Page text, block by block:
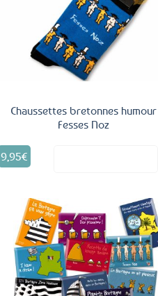
Ajouter
Chaussettes bretonnes humour
Fesses Noz
9,95€
Ce
variations.
Les
options
peuvent
être
choisies
sur
Ajouter
aux
favoris